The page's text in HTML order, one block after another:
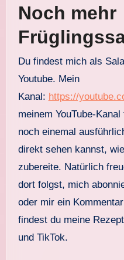
Noch mehr
Du findest mich als
Youtube. Mein
Kanal: https://
meinem YouTube-
noch einemal
direkt sehen kannst,
zubereite. Natürlich
dort folgst, mich
oder mir ein
findest du meine
und TikTok.